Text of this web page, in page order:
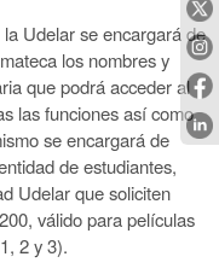
Udelar se encargará de
los nombres y
que podrá acceder al
las funciones así como
se encargará de
de estudiantes,
Udelar que soliciten
válido para películas
2 y 3).